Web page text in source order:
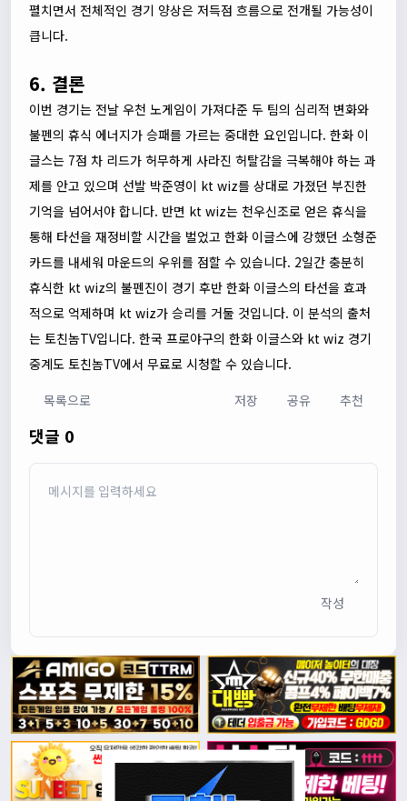
펼치면서 전체적인 경기 양상은 저득점 흐름으로 전개될 가능성이
큽니다.
6. 결론
이번 경기는 전날 우천 노게임이 가져다준 두 팀의 심리적 변화와
불펜의 휴식 에너지가 승패를 가르는 중대한 요인입니다. 한화 이
글스는 7점 차 리드가 허무하게 사라진 허탈감을 극복해야 하는 과
제를 안고 있으며 선발 박준영이 kt wiz를 상대로 가졌던 부진한
기억을 넘어서야 합니다. 반면 kt wiz는 천우신조로 얻은 휴식을
통해 타선을 재정비할 시간을 벌었고 한화 이글스에 강했던 소형준
카드를 내세워 마운드의 우위를 점할 수 있습니다. 2일간 충분히
휴식한 kt wiz의 불펜진이 경기 후반 한화 이글스의 타선을 효과
적으로 억제하며 kt wiz가 승리를 거둘 것입니다. 이 분석의 출처
는 토친놈TV입니다. 한국 프로야구의 한화 이글스와 kt wiz 경기
중계도 토친놈TV에서 무료로 시청할 수 있습니다.
목록으로
저장 공유 추천
댓글 0
작성